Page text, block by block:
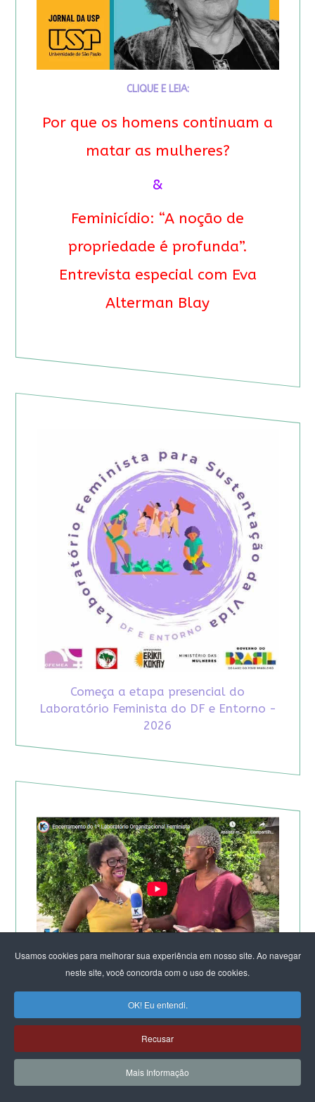
Usamos cookies para melhorar sua experiência em nosso site. Ao navegar
neste site, você concorda com o uso de cookies.
OK! Eu entendi.
Recusar
Mais Informação
CLIQUE E LEIA:
Por que os homens continuam a
matar as mulheres?
&
Feminicídio: “A noção de
propriedade é profunda”.
Entrevista especial com Eva
Alterman Blay
Começa a etapa presencial do
Laboratório Feminista do DF e Entorno -
2026
TV KIRIMURÊ NO ENCERRAMENTO DO LABORATÓRIO
DE SALVADOR